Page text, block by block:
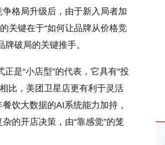
格局升级后，由于新入局者加
关键在于“如何让品牌从价格竞
破局的关键推手。
是“小店型”的代表，它具有“投
比，美团卫星店更有利于灵活
饮大数据的AI系统能力加持，
的开店决策，由“靠感觉”的笼